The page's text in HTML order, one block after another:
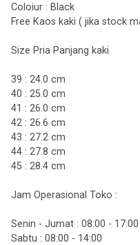
Coloiur : Black
Free Kaos kaki ( jika stock
Size Pria Panjang kaki
39 : 24.0 cm
40 : 25.0 cm
41 : 26.0 cm
42 : 26.6 cm
43 : 27.2 cm
44 : 27.8 cm
45 : 28.4 cm
Jam Operasional Toko :
Senin - Jumat : 08:00 - 17:00
Sabtu : 08:00 - 14:00